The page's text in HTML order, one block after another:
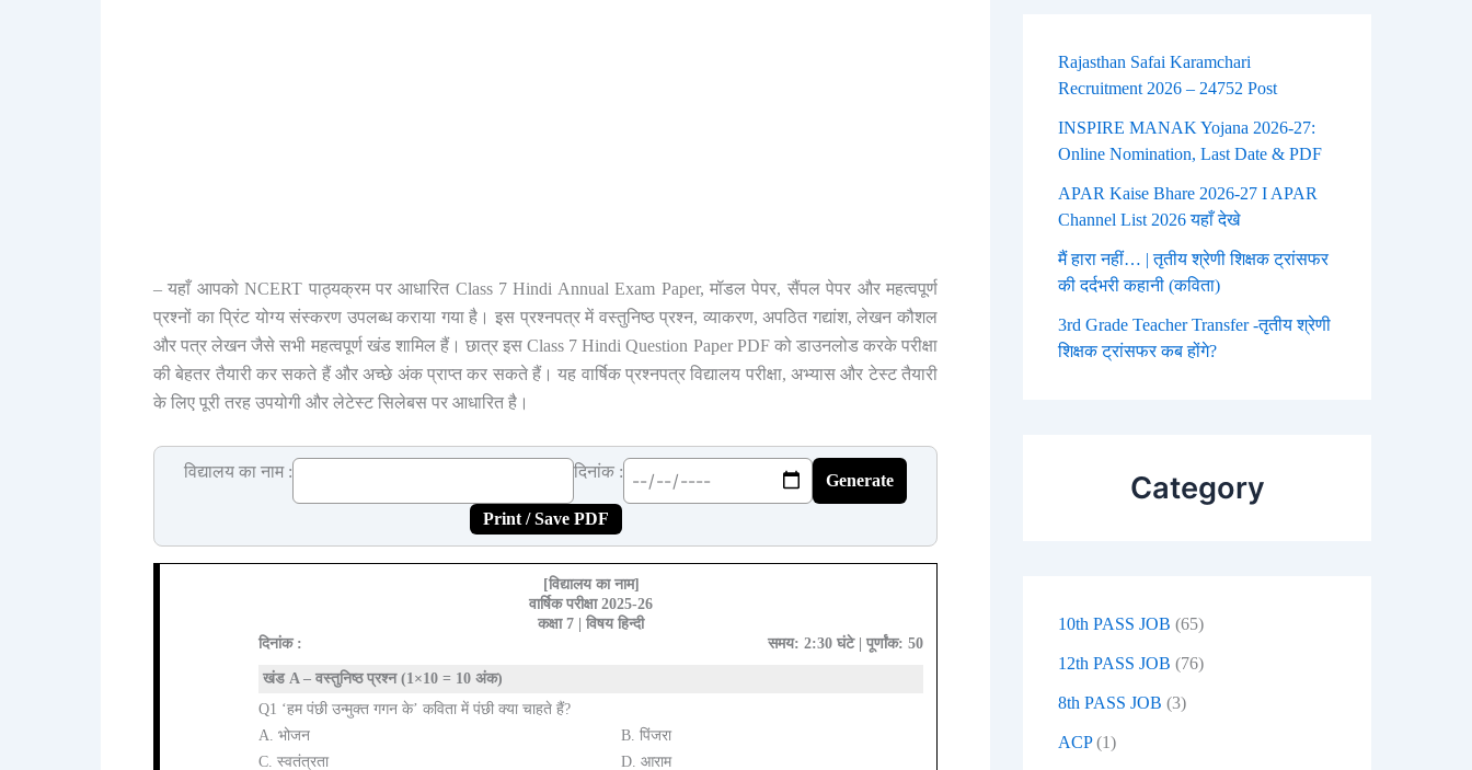
– यहाँ आपको NCERT पाठ्यक्रम पर आधारित Class 7 Hindi Annual Exam Paper, मॉडल पेपर, सैंपल पेपर और महत्वपूर्ण
प्रश्नों का प्रिंट योग्य संस्करण उपलब्ध कराया गया है। इस प्रश्नपत्र में वस्तुनिष्ठ प्रश्न, व्याकरण, अपठित गद्यांश, लेखन कौशल
और पत्र लेखन जैसे सभी महत्वपूर्ण खंड शामिल हैं। छात्र इस Class 7 Hindi Question Paper PDF को डाउनलोड करके परीक्षा
की बेहतर तैयारी कर सकते हैं और अच्छे अंक प्राप्त कर सकते हैं। यह वार्षिक प्रश्नपत्र विद्यालय परीक्षा, अभ्यास और टेस्ट तैयारी
के लिए पूरी तरह उपयोगी और लेटेस्ट सिलेबस पर आधारित है।
विद्यालय का नाम : दिनांक : Generate
Print / Save PDF
[विद्यालय का नाम]
वार्षिक परीक्षा 2025-26
कक्षा 7 | विषय हिन्दी
दिनांक :
समय: 2:30 घंटे | पूर्णांक: 50
खंड A – वस्तुनिष्ठ प्रश्न (1×10 = 10 अंक)
Q1 ‘हम पंछी उन्मुक्त गगन के’ कविता में पंछी क्या चाहते हैं?
A. भोजन
B. पिंजरा
C. स्वतंत्रता
D. आराम
Rajasthan Safai Karamchari
Recruitment 2026 – 24752 Post
INSPIRE MANAK Yojana 2026-27:
Online Nomination, Last Date & PDF
APAR Kaise Bhare 2026-27 I APAR
Channel List 2026 यहाँ देखे
मैं हारा नहीं… | तृतीय श्रेणी शिक्षक ट्रांसफर
की दर्दभरी कहानी (कविता)
3rd Grade Teacher Transfer -तृतीय श्रेणी
शिक्षक ट्रांसफर कब होंगे?
Category
10th PASS JOB (65)
12th PASS JOB (76)
8th PASS JOB (3)
ACP(1)